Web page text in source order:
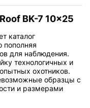
BK-7 10x25
каталог
пополняя
для наблюдения.
технологичных и
охотников.
образцы с
и размерами